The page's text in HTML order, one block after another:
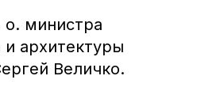
о. министра
и архитектуры
Величко.